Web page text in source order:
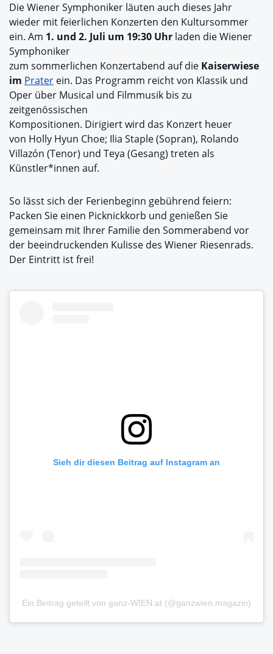
Die Wiener Symphoniker läuten auch dieses Jahr
wieder mit feierlichen Konzerten den Kultursommer
ein. Am 1. und 2. Juli um 19:30 Uhr laden die Wiener
Symphoniker
zum sommerlichen Konzertabend auf die Kaiserwiese
im Prater ein. Das Programm reicht von Klassik und
Oper über Musical und Filmmusik bis zu
zeitgenössischen
Kompositionen. Dirigiert wird das Konzert heuer
von Holly Hyun Choe; Ilia Staple (Sopran), Rolando
Villazón (Tenor) und Teya (Gesang) treten als
Künstler*innen auf.
So lässt sich der Ferienbeginn gebührend feiern:
Packen Sie einen Picknickkorb und genießen Sie
gemeinsam mit Ihrer Familie den Sommerabend vor
der beeindruckenden Kulisse des Wiener Riesenrads.
Der Eintritt ist frei!
Sieh dir diesen Beitrag auf Instagram an
Ein Beitrag geteilt von ganz-WIEN.at (@ganzwien.magazin)